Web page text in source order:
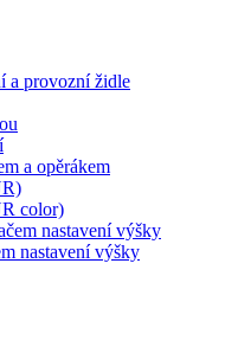
a provozní židle
a opěrákem
color)
nastavení výšky
nastavení výšky